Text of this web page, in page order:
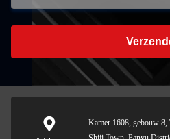
Kamer 1608, gebouw